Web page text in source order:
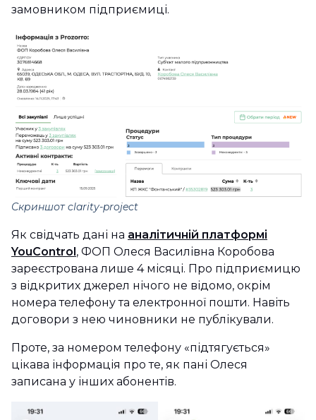
замовником підприємиці.
Скриншот clarity-project
Як свідчать дані на аналітичній платформі
YouControl, ФОП Олеся Василівна Коробова
зареєстрована лише 4 місяці. Про підприємицю
з відкритих джерел нічого не відомо, окрім
номера телефону та електронної пошти. Навіть
договори з нею чиновники не публікували.
Проте, за номером телефону «підтягується»
цікава інформація про те, як пані Олеся
записана у інших абонентів.